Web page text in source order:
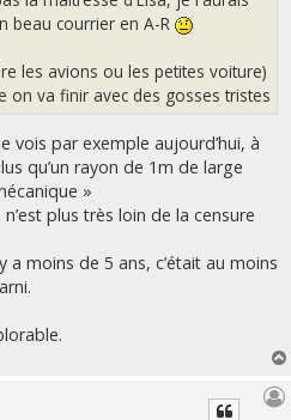
beau courrier en A-R
les avions ou les petites voiture)
on va finir avec des gosses tristes
vois par exemple aujourd’hui, à
qu’un rayon de 1m de large
»
plus très loin de la censure
a moins de 5 ans, c’était au moins